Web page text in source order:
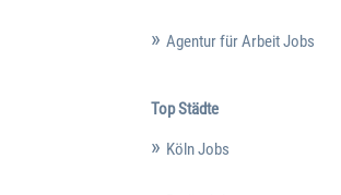
Agentur für Arbeit Jobs
Top Städte
Köln Jobs